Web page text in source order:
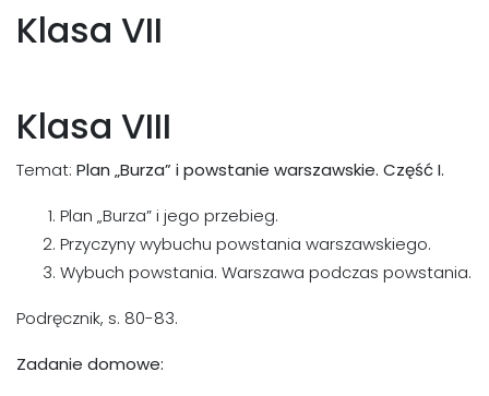
Klasa VII
Klasa VIII
Temat: Plan „Burza” i powstanie warszawskie. Część I.
Plan „Burza” i jego przebieg.
Przyczyny wybuchu powstania warszawskiego.
Wybuch powstania. Warszawa podczas powstania.
Podręcznik, s. 80-83.
Zadanie domowe: